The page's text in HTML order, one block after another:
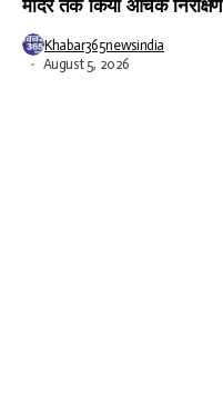
मंदिर तक किया औचक निरीक्षण
Khabar365newsindia
August 5, 2026